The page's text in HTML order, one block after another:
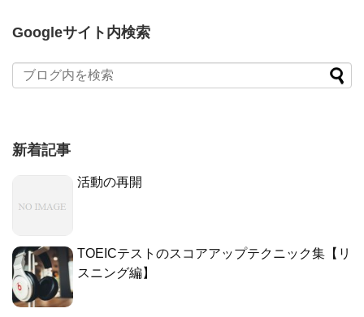
Googleサイト内検索
新着記事
活動の再開
TOEICテストのスコアアップテクニック集【リ
スニング編】